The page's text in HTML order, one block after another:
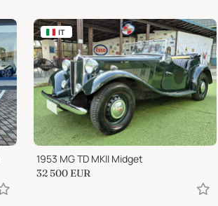
IT
1953 MG TD MKII Midget
32 500 EUR